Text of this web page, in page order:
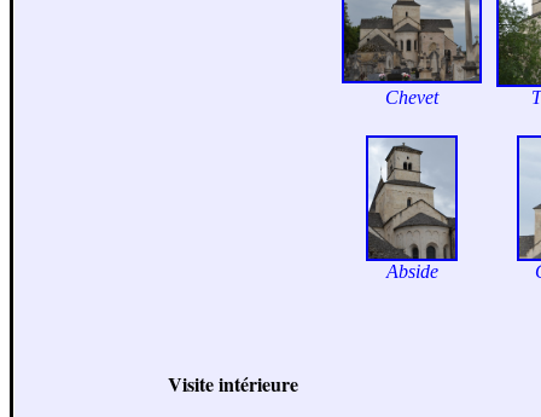
Chevet
Abside
Visite intérieure